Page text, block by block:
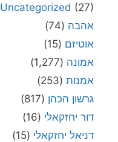
Uncategorized (27)
אהבה (74)
אוטיזם (15)
אמונה (1,277)
אמנות (253)
גרשון הכהן (817)
דור יחזקאלי (16)
דניאל יחזקאלי (15)